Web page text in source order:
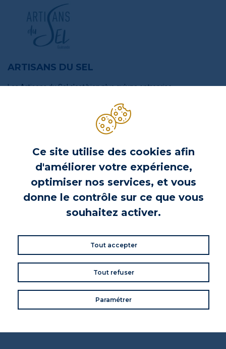
Ce site utilise des cookies afin
d'améliorer votre expérience,
optimiser nos services, et vous
donne le contrôle sur ce que vous
souhaitez activer.
Tout accepter
Tout refuser
Paramétrer
ARTISANS DU SEL
Les Artisans du Sel c'est bien plus qu'une entreprise
souhaite faire découvrir la diversité et l'étendue de leur belle
région à travers la qualité de leurs sels. L'aventure a commencé
avec Sylvain Leduc, paludier de la région de Guérande, qui avait
différents. Petit à petit, il marie le sel à toute sorte d'herbes,
d'épices et même d'algues pour diversifier les saveurs.
En savoir plus !
MADAGASCAR (5%).
VOS AVIS Donnez votre avis